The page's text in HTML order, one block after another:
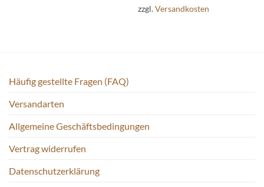
werden
zzgl.Versandkosten
Häufig gestellte Fragen (FAQ)
Versandarten
Allgemeine Geschäftsbedingungen
Vertrag widerrufen
Datenschutzerklärung